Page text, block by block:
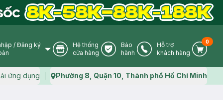
User Icon
/ Đăng ký
Store Icon
Hệ thống
cửa hàng
Warranty Icon
Bảo
hành
Phone Icon
Hỗ trợ
khách hàng
Cart
0
ứng dụng Map icon
Phường 8, Quận 10, Thành phố Hồ Chí Minh